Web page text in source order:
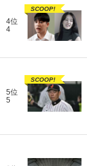
4位
4
SCOOP!
5位
5
SCOOP!